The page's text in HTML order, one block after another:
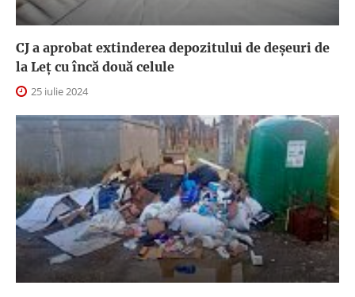
CJ a aprobat extinderea depozitului de deşeuri de
la Leţ cu încă două celule
25 iulie 2024